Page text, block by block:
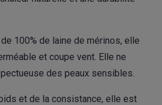
100% de laine de mérinos, elle
et coupe vent. Elle ne
des peaux sensibles.
et de la consistance, elle est